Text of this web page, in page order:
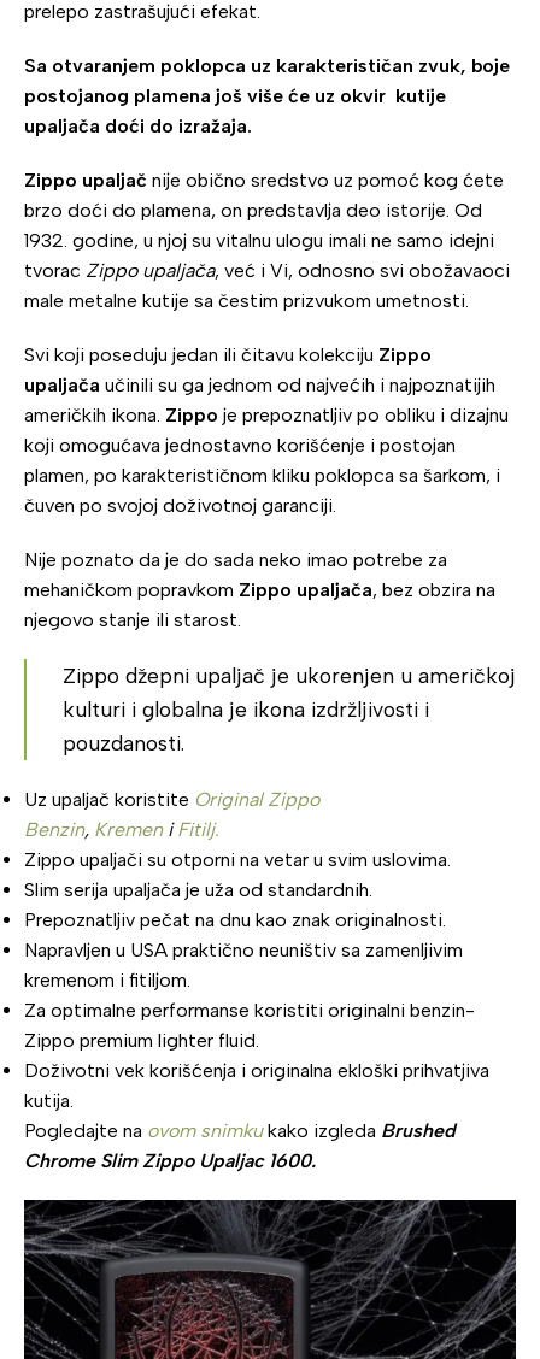
prelepo zastrašujući efekat.
Sa otvaranjem poklopca uz karakterističan zvuk, boje
postojanog plamena još više će uz okvir kutije
upaljača doći do izražaja.
Zippo upaljač nije obično sredstvo uz pomoć kog ćete
brzo doći do plamena, on predstavlja deo istorije. Od
1932. godine, u njoj su vitalnu ulogu imali ne samo idejni
tvorac Zippo upaljača, već i Vi, odnosno svi obožavaoci
male metalne kutije sa čestim prizvukom umetnosti.
Svi koji poseduju jedan ili čitavu kolekciju Zippo
upaljača učinili su ga jednom od najvećih i najpoznatijih
američkih ikona. Zippo je prepoznatljiv po obliku i dizajnu
koji omogućava jednostavno korišćenje i postojan
plamen, po karakterističnom kliku poklopca sa šarkom, i
čuven po svojoj doživotnoj garanciji.
Nije poznato da je do sada neko imao potrebe za
mehaničkom popravkom Zippo upaljača, bez obzira na
njegovo stanje ili starost.
Zippo džepni upaljač je ukorenjen u američkoj
kulturi i globalna je ikona izdržljivosti i
pouzdanosti.
Uz upaljač koristite Original Zippo
Benzin, KremeniFitilj.
Zippo upaljači su otporni na vetar u svim uslovima.
Slim serija upaljača je uža od standardnih.
Prepoznatljiv pečat na dnu kao znak originalnosti.
Napravljen u USA praktično neuništiv sa zamenljivim
kremenom i fitiljom.
Za optimalne performanse koristiti originalni benzin-
Zippo premium lighter fluid.
Doživotni vek korišćenja i originalna ekloški prihvatjiva
kutija.
Pogledajte na ovom snimkukako izgleda Brushed
Chrome Slim Zippo Upaljac 1600.